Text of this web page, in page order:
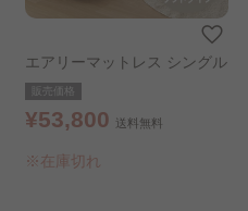
エアリーマットレス シングル
販売価格
¥53,800 送料無料
※在庫切れ